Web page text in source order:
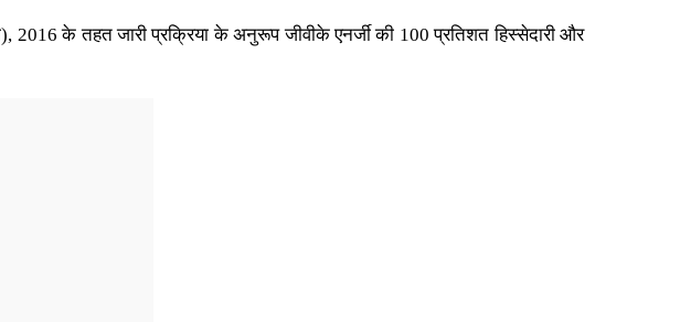
2016 के तहत जारी प्रक्रिया के अनुरूप जीवीके एनर्जी की 100 प्रतिशत हिस्सेदारी और